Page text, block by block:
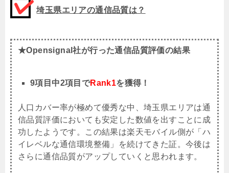
埼玉県エリアの通信品質は？
★Opensignal社が行った通信品質評価の結果
9項目中2項目でRank1を獲得！
人口カバー率が極めて優秀な中、埼玉県エリアは通
信品質評価においても安定した数値を出すことに成
功したようです。この結果は楽天モバイル側が「ハ
イレベルな通信環境整備」を続けてきた証。今後は
さらに通信品質がアップしていくと思われます。